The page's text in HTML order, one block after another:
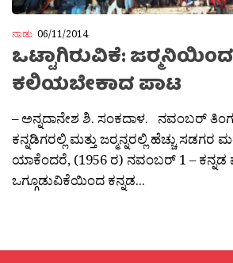
ನಾಡು 06/11/2014
ಒಟ್ಟಾಗಿರುವಿಕೆ: ಜರ‍್ಮನಿಯಿಂದ
ಕಲಿಯಬೇಕಾದ ಪಾಟ
– ಅನ್ನದಾನೇಶ ಶಿ. ಸಂಕದಾಳ. ನವಂಬರ್
ಕನ್ನಡಿಗರಲ್ಲಿ ಮತ್ತು ಜರ‍್ಮನ್ನರಲ್ಲಿ ಹೆಚ್ಚು ಸಡಗರ
ಯಾಕೆಂದರೆ, (1956 ರ) ನವಂಬರ್ 1 –
ಒಗ್ಗೂಡುವಿಕೆಯಿಂದ ಕನ್ನಡ...